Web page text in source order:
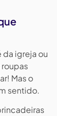
da igreja ou
Mas o
sentido.